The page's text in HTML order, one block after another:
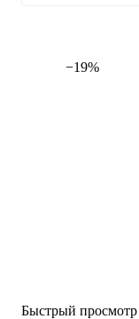
−19%
Быстрый просмотр